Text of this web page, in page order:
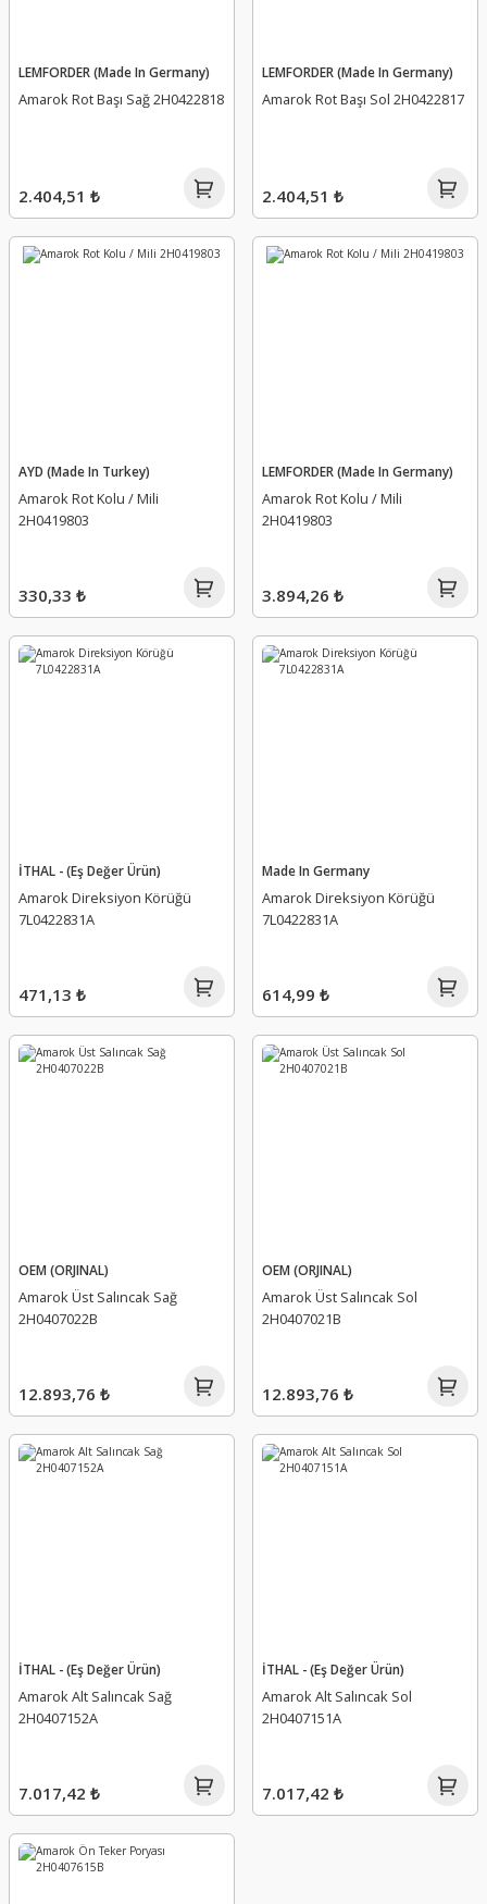
LEMFORDER (Made In Germany)
Amarok Rot Başı Sağ 2H0422818
2.404,51 ₺
LEMFORDER (Made In Germany)
Amarok Rot Başı Sol 2H0422817
2.404,51 ₺
AYD (Made In Turkey)
Amarok Rot Kolu / Mili
2H0419803
330,33 ₺
LEMFORDER (Made In Germany)
Amarok Rot Kolu / Mili
2H0419803
3.894,26 ₺
İTHAL - (Eş Değer Ürün)
Amarok Direksiyon Körüğü
7L0422831A
471,13 ₺
Made In Germany
Amarok Direksiyon Körüğü
7L0422831A
614,99 ₺
OEM (ORJINAL)
Amarok Üst Salıncak Sağ
2H0407022B
12.893,76 ₺
OEM (ORJINAL)
Amarok Üst Salıncak Sol
2H0407021B
12.893,76 ₺
İTHAL - (Eş Değer Ürün)
Amarok Alt Salıncak Sağ
2H0407152A
7.017,42 ₺
İTHAL - (Eş Değer Ürün)
Amarok Alt Salıncak Sol
2H0407151A
7.017,42 ₺